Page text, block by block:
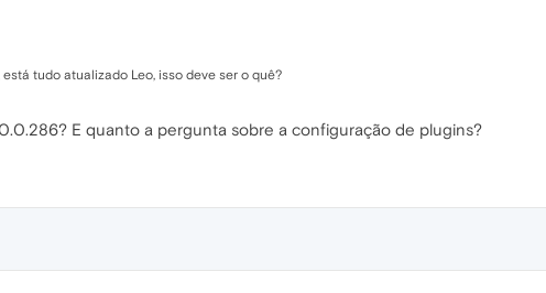
tudo atualizado Leo, isso deve ser o quê?
E quanto a pergunta sobre a configuração de plugins?